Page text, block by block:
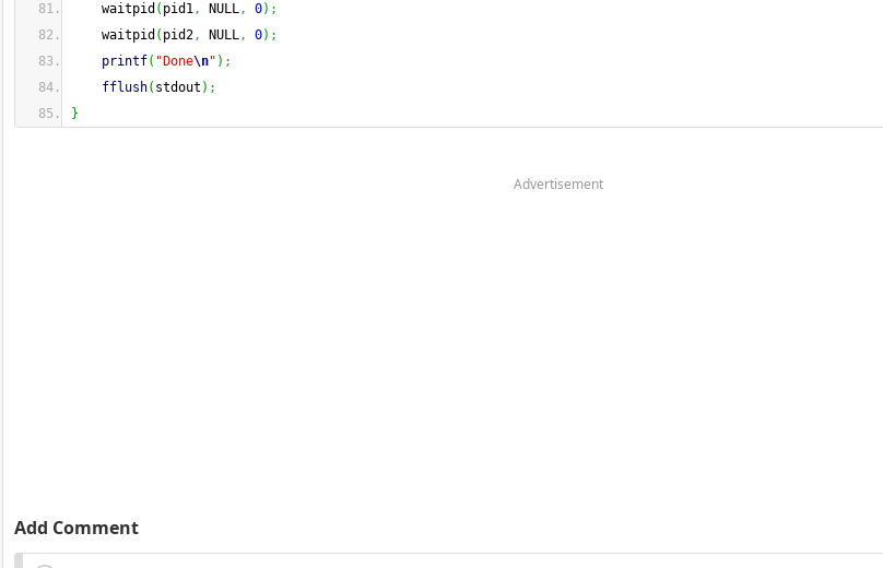
waitpid ( pid1, NULL, 0) ;
waitpid ( pid2, NULL, 0) ;
printf( "Done\n" ) ;
fflush( stdout ) ;
}
Advertisement
Add Comment